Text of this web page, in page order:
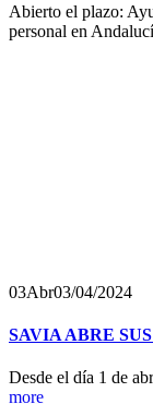
Abierto el plazo:
personal en
03Abr03/04/2024
SAVIA ABRE
Desde el día 1 de
more